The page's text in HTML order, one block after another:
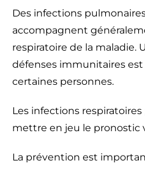
Des infections
accompagnent
respiratoire de la maladie.
défenses immunitaires est
certaines personnes.
Les infections
mettre en jeu le pronostic
La prévention est